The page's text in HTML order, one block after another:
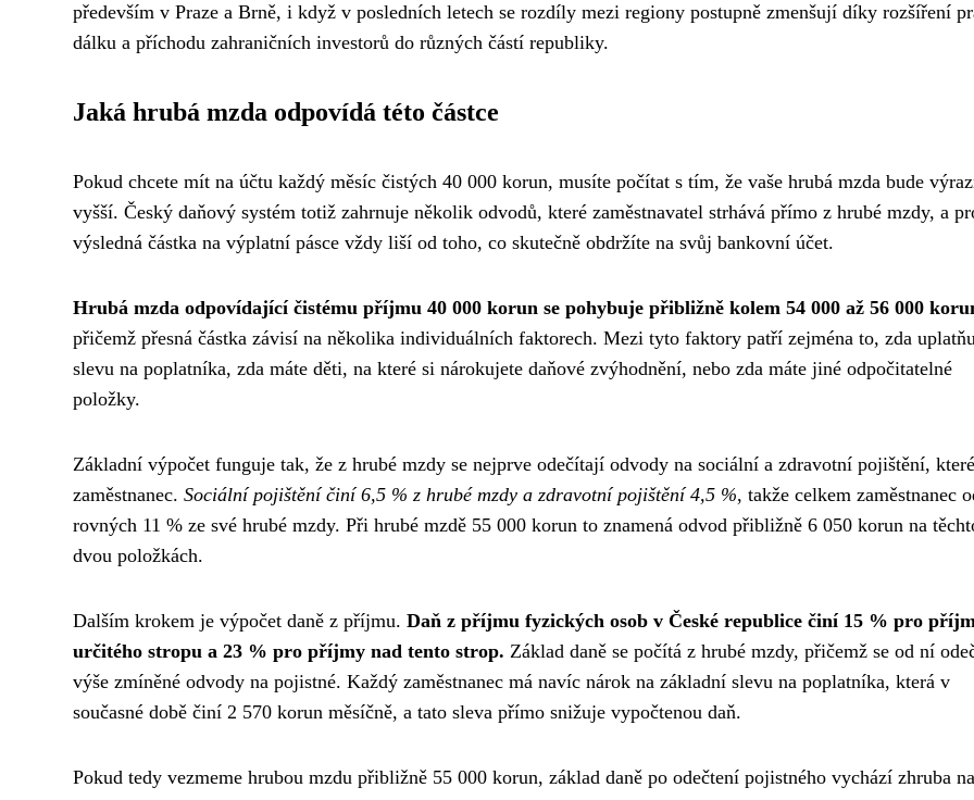
především v Praze a Brně, i když v posledních letech se rozdíly mezi regiony postupně zmenšují díky rozšíření
dálku a příchodu zahraničních investorů do různých částí republiky.
Jaká hrubá mzda odpovídá této částce
Pokud chcete mít na účtu každý měsíc čistých 40 000 korun, musíte počítat s tím, že vaše hrubá mzda bude
vyšší. Český daňový systém totiž zahrnuje několik odvodů, které zaměstnavatel strhává přímo z hrubé mzdy, a
výsledná částka na výplatní pásce vždy liší od toho, co skutečně obdržíte na svůj bankovní účet.
Hrubá mzda odpovídající čistému příjmu 40 000 korun se pohybuje přibližně kolem 54 000 až 56 000
přičemž přesná částka závisí na několika individuálních faktorech. Mezi tyto faktory patří zejména to, zda
slevu na poplatníka, zda máte děti, na které si nárokujete daňové zvýhodnění, nebo zda máte jiné odpočitatelné
položky.
Základní výpočet funguje tak, že z hrubé mzdy se nejprve odečítají odvody na sociální a zdravotní pojištění,
zaměstnanec. Sociální pojištění činí 6,5 % z hrubé mzdy a zdravotní pojištění 4,5 %, takže celkem zaměstnanec
rovných 11 % ze své hrubé mzdy. Při hrubé mzdě 55 000 korun to znamená odvod přibližně 6 050 korun na
dvou položkách.
Dalším krokem je výpočet daně z příjmu. Daň z příjmu fyzických osob v České republice činí 15 % pro
určitého stropu a 23 % pro příjmy nad tento strop. Základ daně se počítá z hrubé mzdy, přičemž se od ní
výše zmíněné odvody na pojistné. Každý zaměstnanec má navíc nárok na základní slevu na poplatníka, která v
současné době činí 2 570 korun měsíčně, a tato sleva přímo snižuje vypočtenou daň.
Pokud tedy vezmeme hrubou mzdu přibližně 55 000 korun, základ daně po odečtení pojistného vychází zhruba